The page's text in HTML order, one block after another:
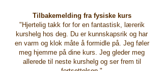
Tilbakemelding fra fysiske kurs
"Hjertelig takk for for en fantastisk, lærerik
kurshelg hos deg. Du er kunnskapsrik og har
en varm og klok måte å formidle på. Jeg føler
meg hjemme på dine kurs. Jeg gleder meg
allerede til neste kurshelg og ser frem til